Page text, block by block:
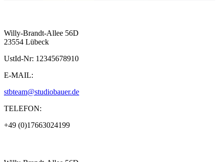
Willy-Brandt-Allee 56D
23554 Lübeck
UstId-Nr: 12345678910
E-MAIL:
stbteam@studiobauer.de
TELEFON:
+49 (0)17663024199